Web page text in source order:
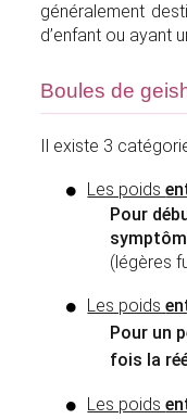
généralement
d’enfant ou ayant
Boules de
Il existe 3
Les poids
Pour
(légères
Les poids
Pour un
fois la
Les poids